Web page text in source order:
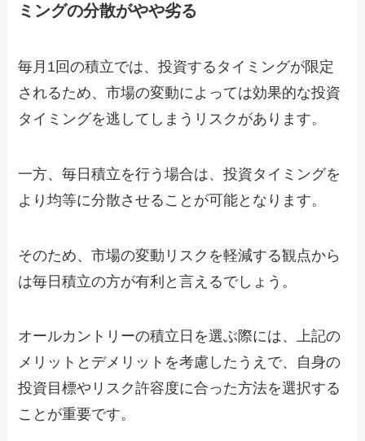
ミングの分散がやや劣る
毎月1回の積立では、投資するタイミングが限定
されるため、市場の変動によっては効果的な投資
タイミングを逃してしまうリスクがあります。
一方、毎日積立を行う場合は、投資タイミングを
より均等に分散させることが可能となります。
そのため、市場の変動リスクを軽減する観点から
は毎日積立の方が有利と言えるでしょう。
オールカントリーの積立日を選ぶ際には、上記の
メリットとデメリットを考慮したうえで、自身の
投資目標やリスク許容度に合った方法を選択する
ことが重要です。